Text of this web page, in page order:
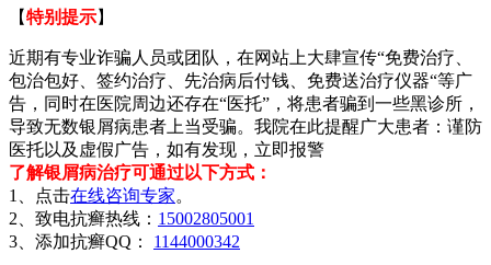
【特别提示】
近期有专业诈骗人员或团队，在网站上大肆宣传“免费治疗、
包治包好、签约治疗、先治病后付钱、免费送治疗仪器“等广
告，同时在医院周边还存在“医托”，将患者骗到一些黑诊所，
导致无数银屑病患者上当受骗。我院在此提醒广大患者：谨防
医托以及虚假广告，如有发现，立即报警
了解银屑病治疗可通过以下方式：
1、点击在线咨询专家。
2、致电抗癣热线： 15002805001
3、添加抗癣QQ： 1144000342